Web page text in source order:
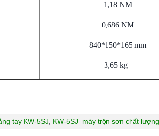
1,18 NM
0,686 NM
840*150*165 mm
3,65 kg
tay KW-5SJ KW-5SJ máy trộn sơn chất lượng